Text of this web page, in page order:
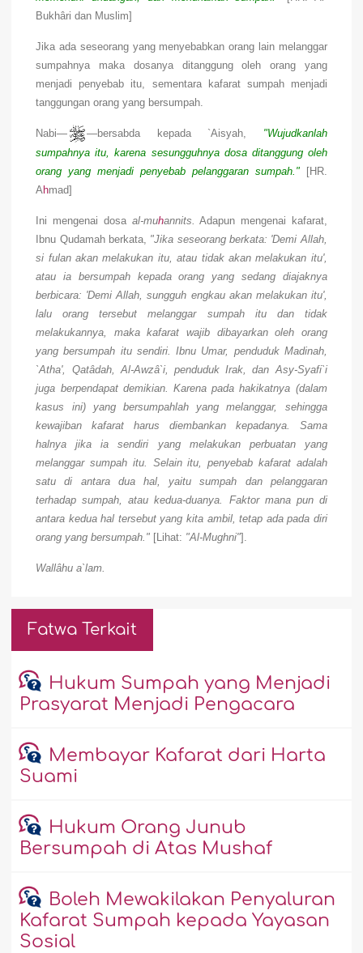
Bukhâri dan Muslim]
Jika ada seseorang yang menyebabkan orang lain melanggar
sumpahnya maka dosanya ditanggung oleh orang yang
menjadi penyebab itu, sementara kafarat sumpah menjadi
tanggungan orang yang bersumpah.
Nabi— —bersabda kepada `Aisyah, "Wujudkanlah
sumpahnya itu, karena sesungguhnya dosa ditanggung oleh
orang yang menjadi penyebab pelanggaran sumpah."
[HR.
Ahmad]
Ini mengenai dosa al-muhannits. Adapun mengenai kafarat,
Ibnu Qudamah berkata, "Jika seseorang berkata: 'Demi Allah,
si fulan akan melakukan itu, atau tidak akan melakukan itu',
atau ia bersumpah kepada orang yang sedang diajaknya
berbicara: 'Demi Allah, sungguh engkau akan melakukan itu',
lalu orang tersebut melanggar sumpah itu dan tidak
melakukannya, maka kafarat wajib dibayarkan oleh orang
yang bersumpah itu sendiri. Ibnu Umar, penduduk Madinah,
`Atha', Qatâdah, Al-Awzâ`i, penduduk Irak, dan Asy-Syafi`i
juga berpendapat demikian. Karena pada hakikatnya (dalam
kasus ini) yang bersumpahlah yang melanggar, sehingga
kewajiban kafarat harus diembankan kepadanya. Sama
halnya jika ia sendiri yang melakukan perbuatan yang
melanggar sumpah itu. Selain itu, penyebab kafarat adalah
satu di antara dua hal, yaitu sumpah dan pelanggaran
terhadap sumpah, atau kedua-duanya. Faktor mana pun di
antara kedua hal tersebut yang kita ambil, tetap ada pada diri
orang yang bersumpah." [Lihat: "Al-Mughni"].
Wallâhu a`lam.
Fatwa Terkait
Hukum Sumpah yang Menjadi
Prasyarat Menjadi Pengacara
Membayar Kafarat dari Harta
Suami
Hukum Orang Junub
Bersumpah di Atas Mushaf
Boleh Mewakilakan Penyaluran
Kafarat Sumpah kepada Yayasan
Sosial